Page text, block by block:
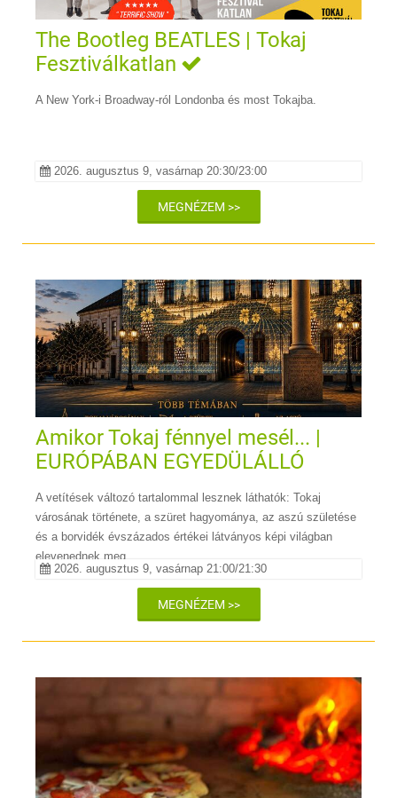
The Bootleg BEATLES | Tokaj
Fesztiválkatlan
A New York-i Broadway-ról Londonba és most Tokajba.
2026. augusztus 9, vasárnap 20:30/23:00
MEGNÉZEM >>
Amikor Tokaj fénnyel mesél... |
EURÓPÁBAN EGYEDÜLÁLLÓ
SZÍVÉBEN
A vetítések változó tartalommal lesznek láthatók: Tokaj
városának története, a szüret hagyománya, az aszú születése
és a borvidék évszázados értékei látványos képi világban
elevenednek meg.
2026. augusztus 9, vasárnap 21:00/21:30
MEGNÉZEM >>